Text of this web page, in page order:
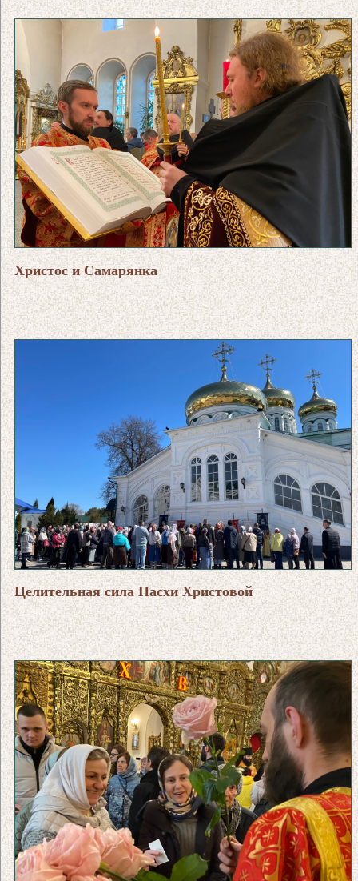
Христос и Самарянка
Целительная сила Пасхи Христовой